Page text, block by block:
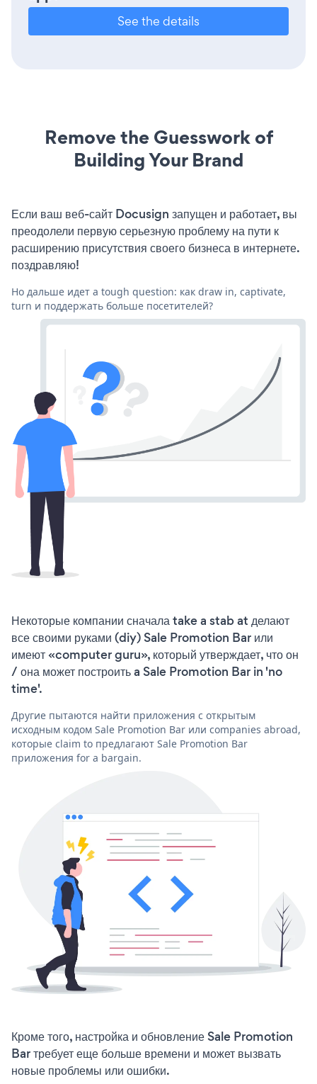
See the details
Remove the Guesswork of
Building Your Brand
Если ваш веб-сайт Docusign запущен и работает, вы
преодолели первую серьезную проблему на пути к
расширению присутствия своего бизнеса в интернете.
поздравляю!
Но дальше идет a tough question: как draw in, captivate,
turn и поддержать больше посетителей?
Некоторые компании сначала take a stab at делают
все своими руками (diy) Sale Promotion Bar или
имеют «computer guru», который утверждает, что он
/ она может построить a Sale Promotion Bar in 'no
time'.
Другие пытаются найти приложения с открытым
исходным кодом Sale Promotion Bar или companies abroad,
которые claim to предлагают Sale Promotion Bar
приложения for a bargain.
Кроме того, настройка и обновление Sale Promotion
Bar требует еще больше времени и может вызвать
новые проблемы или ошибки.